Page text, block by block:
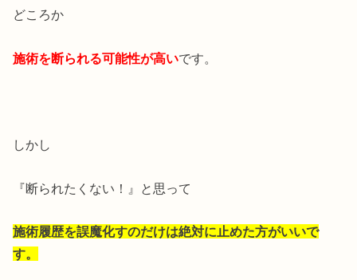
どころか
施術を断られる可能性が高いです。
しかし
『断られたくない！』と思って
施術履歴を誤魔化すのだけは絶対に止めた方がいいで
す。